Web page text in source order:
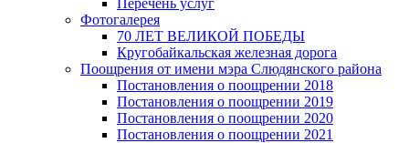
Перечень услуг
Фотогалерея
70 ЛЕТ ВЕЛИКОЙ ПОБЕДЫ
Кругобайкальская железная дорога
Поощрения от имени мэра Слюдянского района
Постановления о поощрении 2018
Постановления о поощрении 2019
Постановления о поощрении 2020
Постановления о поощрении 2021